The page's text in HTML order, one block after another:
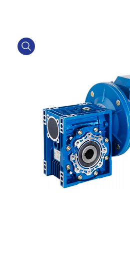
product view